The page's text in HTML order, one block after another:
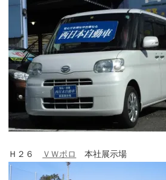
Ｈ２６ ＶＷポロ 本社展示場